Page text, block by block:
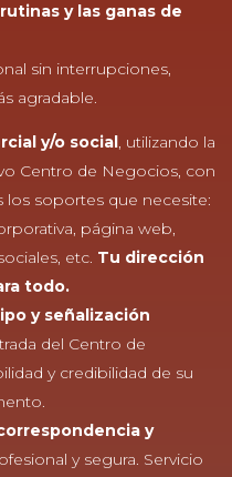
y las ganas de
sin interrupciones,
agradable.
y/o social, utilizando la
Centro de Negocios, con
los soportes que necesite:
página web,
etc. Tu dirección
todo.
y señalización
del Centro de
y credibilidad de su
y
y segura. Servicio